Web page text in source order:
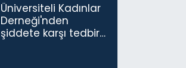
Üniversiteli Kadınlar
Derneği'nden
şiddete karşı tedbir